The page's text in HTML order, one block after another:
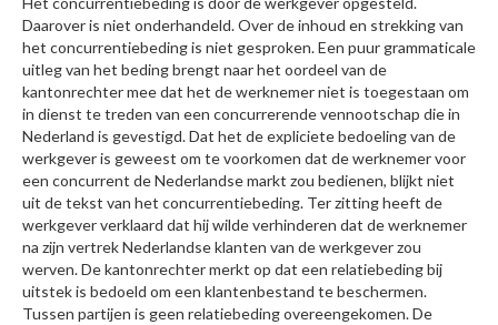
Daarover is niet onderhandeld. Over de inhoud en strekking van
het concurrentiebeding is niet gesproken. Een puur grammaticale
uitleg van het beding brengt naar het oordeel van de
kantonrechter mee dat het de werknemer niet is toegestaan om
in dienst te treden van een concurrerende vennootschap die in
Nederland is gevestigd. Dat het de expliciete bedoeling van de
werkgever is geweest om te voorkomen dat de werknemer voor
een concurrent de Nederlandse markt zou bedienen, blijkt niet
uit de tekst van het concurrentiebeding. Ter zitting heeft de
werkgever verklaard dat hij wilde verhinderen dat de werknemer
na zijn vertrek Nederlandse klanten van de werkgever zou
werven. De kantonrechter merkt op dat een relatiebeding bij
uitstek is bedoeld om een klantenbestand te beschermen.
Tussen partijen is geen relatiebeding overeengekomen. De